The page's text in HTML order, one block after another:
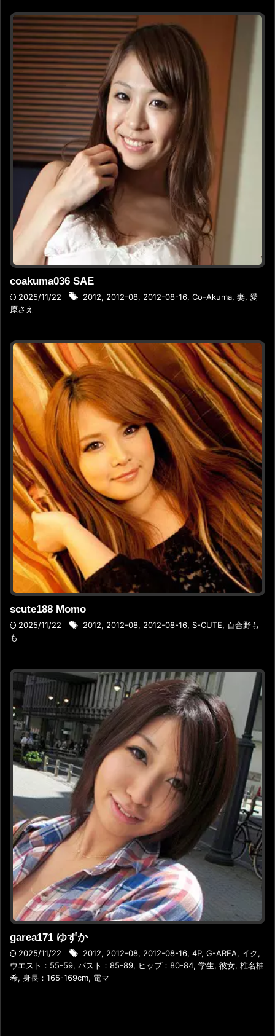
coakuma036 SAE
2025/11/22 2012, 2012-08, 2012-08-16, Co-Akuma, 妻, 愛
原さえ
scute188 Momo
2025/11/22 2012, 2012-08, 2012-08-16, S-CUTE, 百合野も
も
garea171 ゆずか
2025/11/22 2012, 2012-08, 2012-08-16, 4P, G-AREA, イク,
ウエスト：55-59, バスト：85-89, ヒップ：80-84, 学生, 彼女, 椎名柚
希, 身長：165-169cm, 電マ